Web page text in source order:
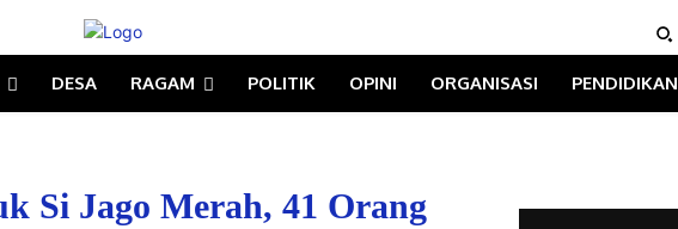
DESA RAGAM POLITIK OPINI ORGANISASI PENDIDIKAN
Si Jago Merah, 41 Orang